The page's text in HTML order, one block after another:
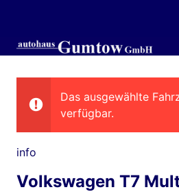
Das ausgewählte
verfügbar.
info
Volkswagen T7